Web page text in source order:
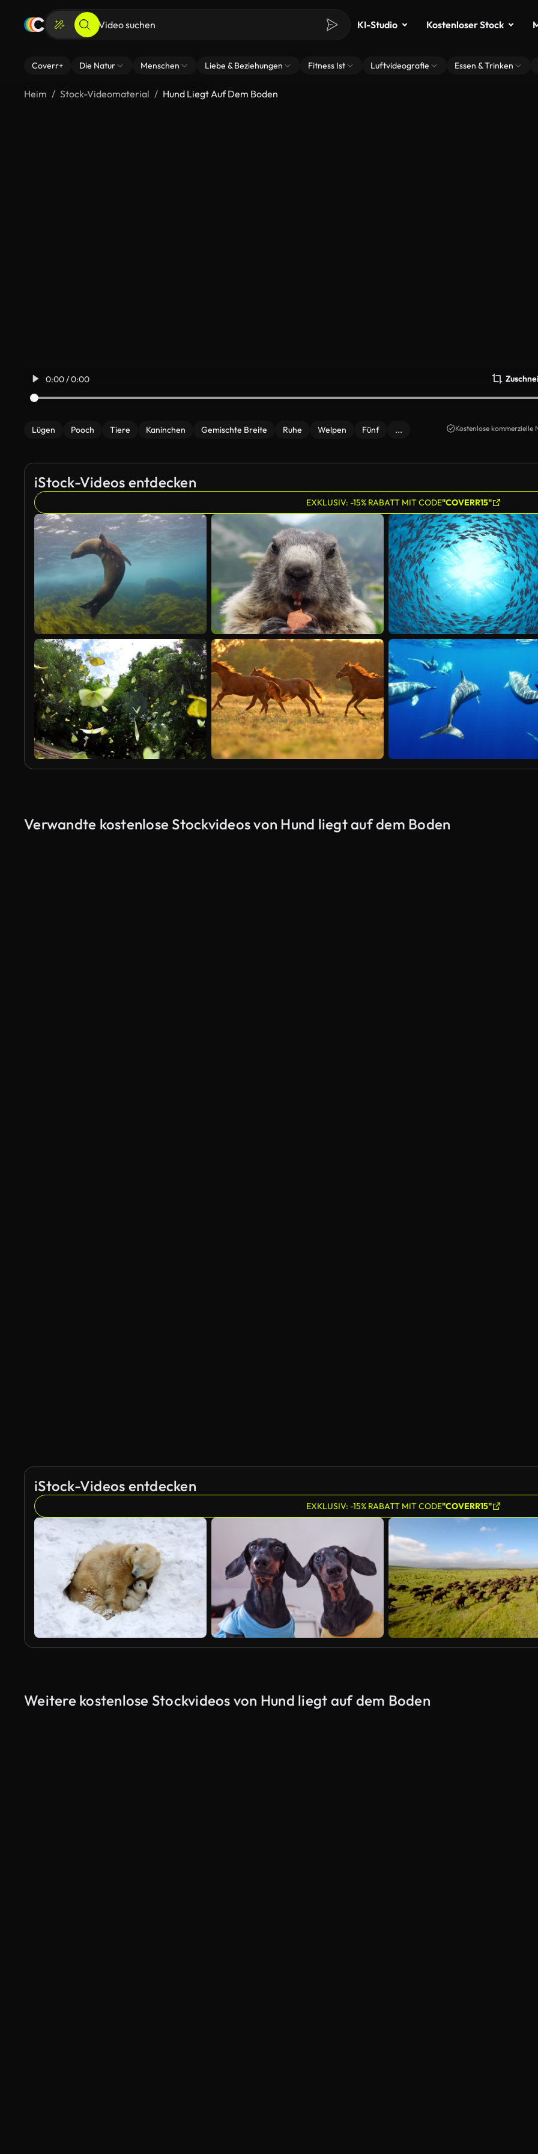
KI-Studio Kostenloser Stock
Coverr+ Die Natur Menschen Liebe & Beziehungen Fitness Ist Luftvideografie Essen & Trinken
Heim Stock-Videomaterial Hund Liegt Auf Dem Boden
0:00 / 0:00
Lügen Pooch Tiere Kaninchen Gemischte Breite Ruhe Welpen Fünf ... Kostenlose kommerzielle
iStock-Videos entdecken
EXKLUSIV: -15% RABATT MIT CODE"COVERR15"
Verwandte kostenlose Stockvideos von Hund liegt auf dem Boden
iStock-Videos entdecken
EXKLUSIV: -15% RABATT MIT CODE"COVERR15"
Weitere kostenlose Stockvideos von Hund liegt auf dem Boden